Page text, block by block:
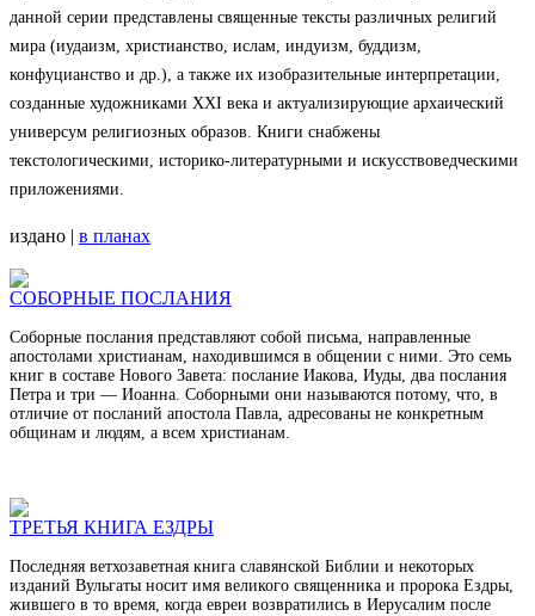
данной серии представлены священные тексты различных религий
мира (иудаизм, христианство, ислам, индуизм, буддизм,
конфуцианство и др.), а также их изобразительные интерпретации,
созданные художниками XXI века и актуализирующие архаический
универсум религиозных образов. Книги снабжены
текстологическими, историко-литературными и искусствоведческими
приложениями.
издано | в планах
СОБОРНЫЕ ПОСЛАНИЯ
Соборные послания представляют собой письма, направленные
апостолами христианам, находившимся в общении с ними. Это семь
книг в составе Нового Завета: послание Иакова, Иуды, два послания
Петра и три — Иоанна. Соборными они называются потому, что, в
отличие от посланий апостола Павла, адресованы не конкретным
общинам и людям, а всем христианам.
ТРЕТЬЯ КНИГА ЕЗДРЫ
Последняя ветхозаветная книга славянской Библии и некоторых
изданий Вульгаты носит имя великого священника и пророка Ездры,
жившего в то время, когда евреи возвратились в Иерусалим после